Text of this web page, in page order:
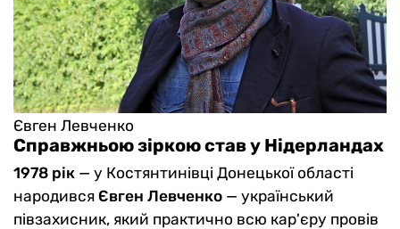
Євген Левченко
Справжньою зіркою став у Нідерландах
1978 рік — у Костянтинівці Донецької області
народився Євген Левченко — український
півзахисник, який практично всю кар'єру провів